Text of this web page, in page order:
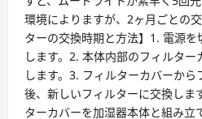
環境によりますが、2ヶ月ごとの
ターの交換時期と方法】1. 電源
します。2. 本体内部のフィルタ
します。3. フィルターカバーか
後、新しいフィルターに交換しま
ターカバーを加湿器本体と組み立